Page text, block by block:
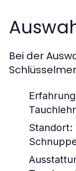
Bei der
Standort: